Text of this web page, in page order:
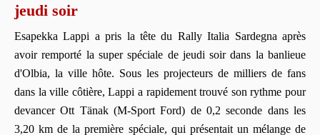
jeudi soir
Esapekka Lappi a pris la tête du Rally Italia Sardegna après
avoir remporté la super spéciale de jeudi soir dans la banlieue
d'Olbia, la ville hôte. Sous les projecteurs de milliers de fans
dans la ville côtière, Lappi a rapidement trouvé son rythme pour
devancer Ott Tänak (M-Sport Ford) de 0,2 seconde dans les
3,20 km de la première spéciale, qui présentait un mélange de